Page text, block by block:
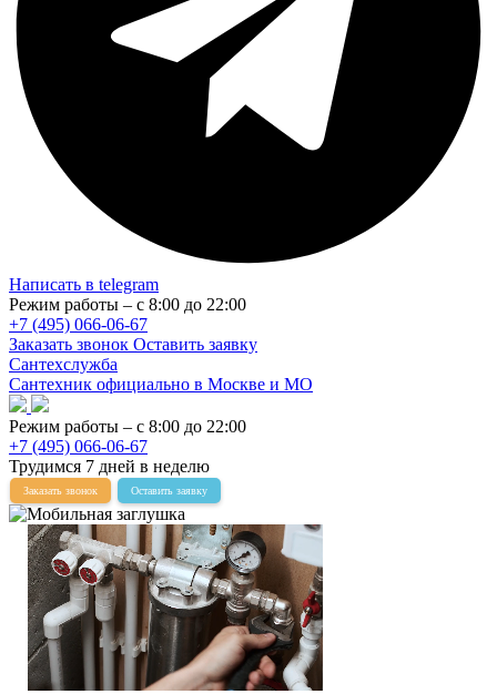
Написать в telegram
Режим работы – с 8:00 до 22:00
+7 (495) 066-06-67
Заказать звонок Оставить заявку
Сантехслужба
Сантехник официально в Москве и МО
Режим работы – с 8:00 до 22:00
+7 (495) 066-06-67
Трудимся 7 дней в неделю
Заказать звонок Оставить заявку